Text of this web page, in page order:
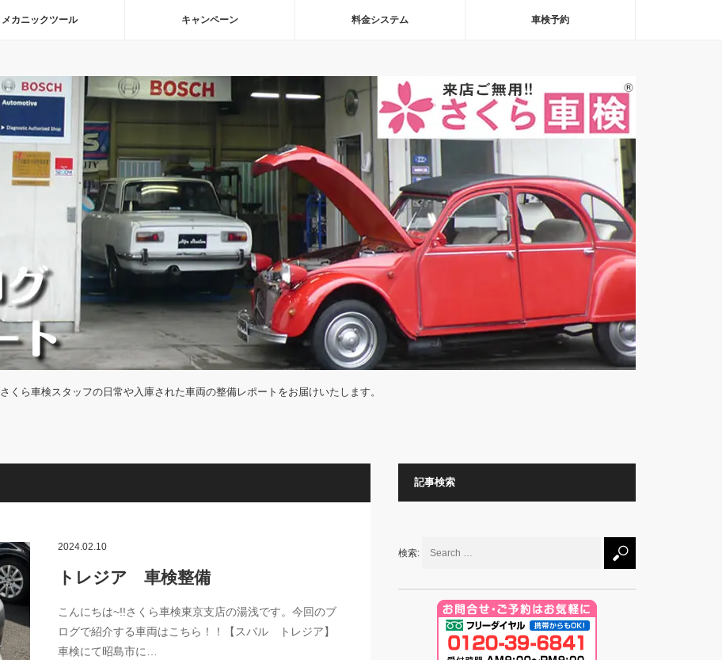
メカニックツール キャンペーン 料金システム 車検予約
さくら車検スタッフの日常や入庫された車両の整備レポートをお届けいたします。
2024.02.10
トレジア 車検整備
こんにちは~!!さくら車検東京支店の湯浅です。今回のブ
ログで紹介する車両はこちら！！【スバル トレジア】
車検にて昭島市に…
記事検索
検索: